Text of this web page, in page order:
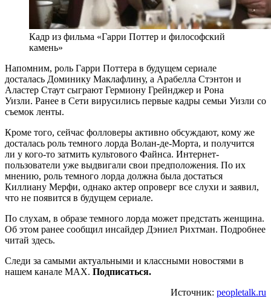
Кадр из фильма «Гарри Поттер и философский
камень»
Напомним, роль Гарри Поттера в будущем сериале
досталась Доминику Маклафлину, а Арабелла Стэнтон и
Аластер Стаут сыграют Гермиону Грейнджер и Рона
Уизли. Ранее в Сети вирусились первые кадры семьи Уизли со
съемок ленты.
Кроме того, сейчас фолловеры активно обсуждают, кому же
досталась роль темного лорда Волан-де-Морта, и получится
ли у кого-то затмить культового Файнса. Интернет-
пользователи уже выдвигали свои предположения. По их
мнению, роль темного лорда должна была достаться
Киллиану Мерфи, однако актер опроверг все слухи и заявил,
что не появится в будущем сериале.
По слухам, в образе темного лорда может предстать женщина.
Об этом ранее сообщил инсайдер Дэниел Рихтман. Подробнее
читай здесь.
Следи за самыми актуальными и классными новостями в
нашем канале MAX. Подписаться.
Источник: peopletalk.ru